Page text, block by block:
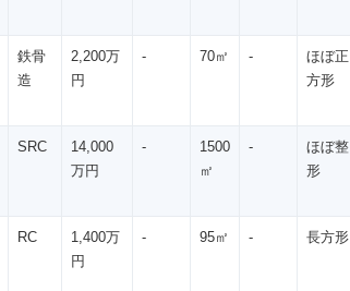
鉄骨
造
2,200万
円
- 70㎡ -
ほぼ正
方形
SRC
14,000
万円
-
1500
㎡
-
ほぼ整
形
RC
1,400万
円
- 95㎡ - 長方形